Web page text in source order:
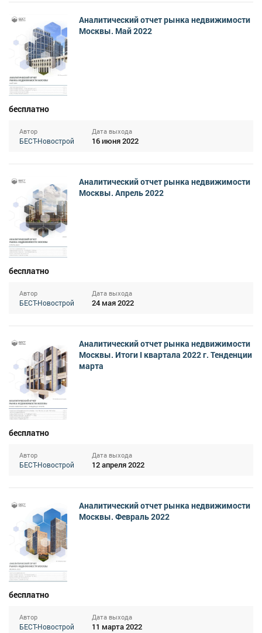
Аналитический отчет рынка недвижимости
Москвы. Май 2022
бесплатно
Автор
БЕСТ-Новострой
Дата выхода
16 июня 2022
Аналитический отчет рынка недвижимости
Москвы. Апрель 2022
бесплатно
Автор
БЕСТ-Новострой
Дата выхода
24 мая 2022
Аналитический отчет рынка недвижимости
Москвы. Итоги I квартала 2022 г. Тенденции
марта
бесплатно
Автор
БЕСТ-Новострой
Дата выхода
12 апреля 2022
Аналитический отчет рынка недвижимости
Москвы. Февраль 2022
бесплатно
Автор
БЕСТ-Новострой
Дата выхода
11 марта 2022